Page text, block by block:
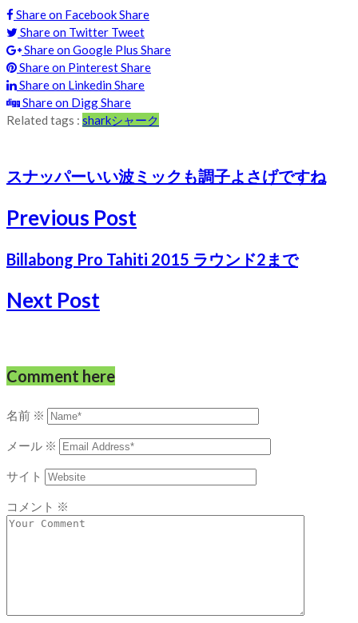
Share on FacebookShare
Share on Twitter Tweet
Share on Google Plus Share
Share on PinterestShare
Share on LinkedinShare
Share on DiggShare
Related tags : sharkシャーク
スナッパーいい波ミックも調子よさげですね
Previous Post
Billabong Pro Tahiti 2015 ラウンド2まで
Next Post
Comment here
名前 ※
メール ※
サイト
コメント ※